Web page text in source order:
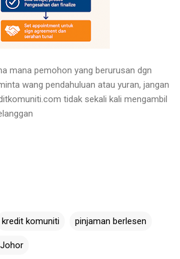
mana pemohon yang berurusan dgn
wang pendahuluan atau yuran, jangan
tidak sekali kali mengambil
kredit komuniti pinjaman berlesen